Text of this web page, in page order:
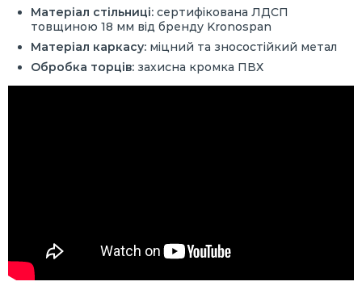
Матеріал стільниці: сертифікована ЛДСП
товщиною 18 мм від бренду Kronospan
Матеріал каркасу: міцний та зносостійкий метал
Обробка торців: захисна кромка ПВХ